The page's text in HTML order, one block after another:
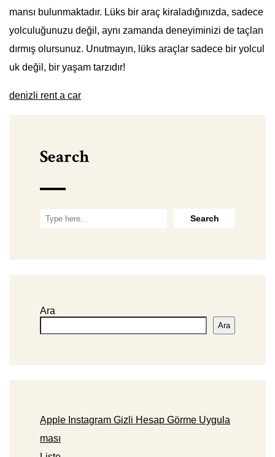
mansı bulunmaktadır. Lüks bir araç kiraladığınızda, sadece
yolculuğunuzu değil, aynı zamanda deneyiminizi de taçlan
dırmış olursunuz. Unutmayın, lüks araçlar sadece bir yolcul
uk değil, bir yaşam tarzıdır!
denizli rent a car
Search
Ara
Ara
Apple Instagram Gizli Hesap Görme Uygula
ması